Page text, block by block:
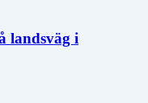
landsväg i